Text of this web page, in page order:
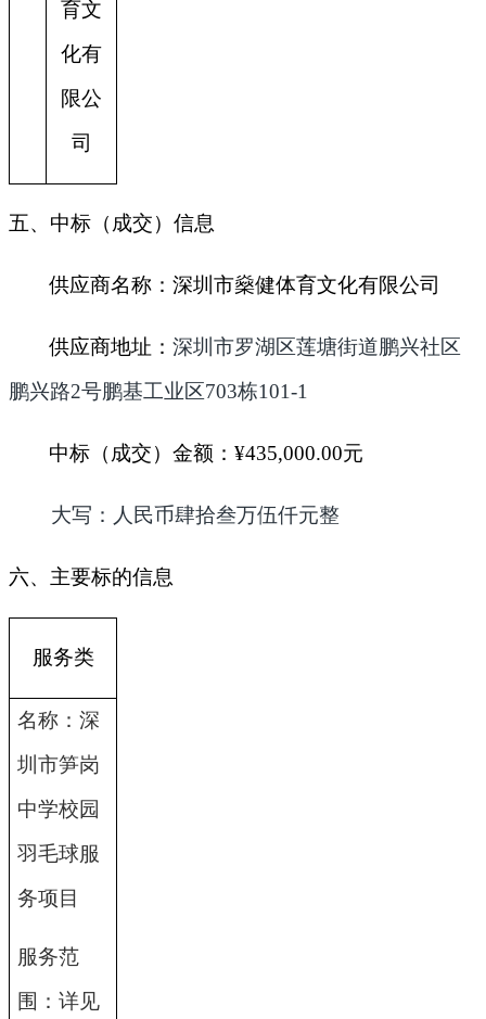
育文
化有
限公
司
五、中标（成交）信息
供应商名称： 深圳市燊健体育文化有限公司
供应商地址： 深圳市罗湖区莲塘街道鹏兴社区
鹏兴路2号鹏基工业区703栋101-1
中标（成交）金额： ¥435,000.00元
大写：人民币肆拾叁万伍仟元整
六、主要标的信息
服务类
名称：深
圳市笋岗
中学校园
羽毛球服
务项目
服务范
围：详见